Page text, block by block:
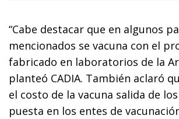
“Cabe destacar que en algunos
mencionados se vacuna con el
fabricado en laboratorios de la
planteó CADIA. También aclaró
el costo de la vacuna salida de
puesta en los entes de